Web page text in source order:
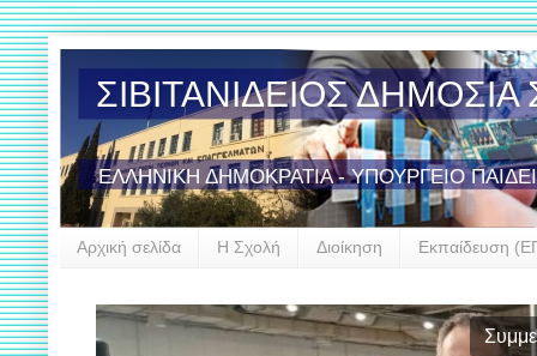
ΣΙΒΙΤΑΝΙΔΕΙΟΣ
ΕΛΛΗΝΙΚΗ ΔΗΜΟΚΡΑΤΙΑ - ΥΠΟΥΡΓΕΙΟ
Αρχική σελίδα Η Σχολή Διοίκηση Εκπαίδευση
Έναρξη